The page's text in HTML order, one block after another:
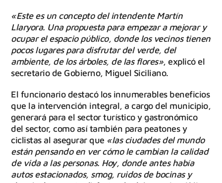
«Este es un concepto del intendente Martín
Llaryora. Una propuesta para empezar a mejorar y
ocupar el espacio público, donde los vecinos tienen
pocos lugares para disfrutar del verde, del
ambiente, de los árboles, de las flores», explicó el
secretario de Gobierno, Miguel Siciliano.
El funcionario destacó los innumerables beneficios
que la intervención integral, a cargo del municipio,
generará para el sector turístico y gastronómico
del sector, como así también para peatones y
ciclistas al asegurar que «las ciudades del mundo
están pensando en ver cómo le cambian la calidad
de vida a las personas. Hoy, donde antes había
autos estacionados, smog, ruidos de bocinas y